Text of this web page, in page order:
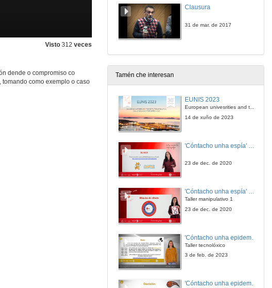
Visto 312 veces
dende o compromiso co
como exemplo o caso
Clausura
31 de mar. de 2017
Tamén che interesan
EUNIS 2023
European univesrities and the digital transformation: challenges and opportunities ahead
14 de xuño de 2023
23 de dec. de 2020
'Cóntacho unha espía' Criptografía
Taller manipulativo 1
23 de dec. de 2020
Taller tecnolóxico
3 de feb. de 2023
'Cóntacho unha epidemióloga' Decisións nun partido de baloncesto 4